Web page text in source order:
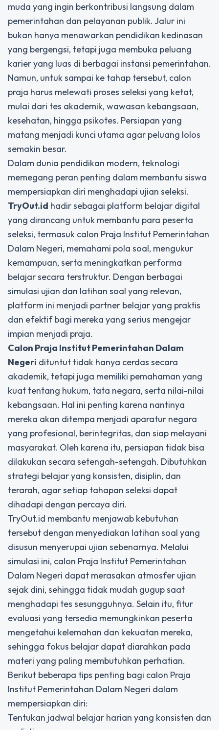
muda yang ingin berkontribusi langsung dalam
pemerintahan dan pelayanan publik. Jalur ini
bukan hanya menawarkan pendidikan kedinasan
yang bergengsi, tetapi juga membuka peluang
karier yang luas di berbagai instansi pemerintahan.
Namun, untuk sampai ke tahap tersebut, calon
praja harus melewati proses seleksi yang ketat,
mulai dari tes akademik, wawasan kebangsaan,
kesehatan, hingga psikotes. Persiapan yang
matang menjadi kunci utama agar peluang lolos
semakin besar.
Dalam dunia pendidikan modern, teknologi
memegang peran penting dalam membantu siswa
mempersiapkan diri menghadapi ujian seleksi.
TryOut.id hadir sebagai platform belajar digital
yang dirancang untuk membantu para peserta
seleksi, termasuk calon Praja Institut Pemerintahan
Dalam Negeri, memahami pola soal, mengukur
kemampuan, serta meningkatkan performa
belajar secara terstruktur. Dengan berbagai
simulasi ujian dan latihan soal yang relevan,
platform ini menjadi partner belajar yang praktis
dan efektif bagi mereka yang serius mengejar
impian menjadi praja.
Calon Praja Institut Pemerintahan Dalam
Negeri dituntut tidak hanya cerdas secara
akademik, tetapi juga memiliki pemahaman yang
kuat tentang hukum, tata negara, serta nilai-nilai
kebangsaan. Hal ini penting karena nantinya
mereka akan ditempa menjadi aparatur negara
yang profesional, berintegritas, dan siap melayani
masyarakat. Oleh karena itu, persiapan tidak bisa
dilakukan secara setengah-setengah. Dibutuhkan
strategi belajar yang konsisten, disiplin, dan
terarah, agar setiap tahapan seleksi dapat
dihadapi dengan percaya diri.
TryOut.id membantu menjawab kebutuhan
tersebut dengan menyediakan latihan soal yang
disusun menyerupai ujian sebenarnya. Melalui
simulasi ini, calon Praja Institut Pemerintahan
Dalam Negeri dapat merasakan atmosfer ujian
sejak dini, sehingga tidak mudah gugup saat
menghadapi tes sesungguhnya. Selain itu, fitur
evaluasi yang tersedia memungkinkan peserta
mengetahui kelemahan dan kekuatan mereka,
sehingga fokus belajar dapat diarahkan pada
materi yang paling membutuhkan perhatian.
Berikut beberapa tips penting bagi calon Praja
Institut Pemerintahan Dalam Negeri dalam
mempersiapkan diri:
Tentukan jadwal belajar harian yang konsisten dan